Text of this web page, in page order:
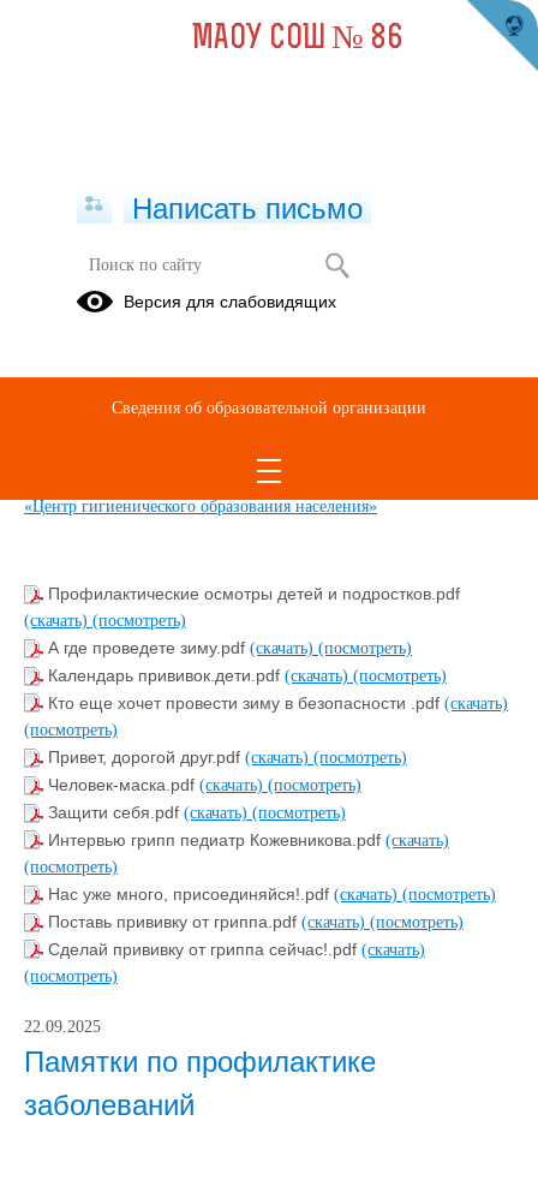
Здоровье - главная ценность!
2021 05 20 ВНЕ ЗАВИСИМОСТИ Уфимцева О Б
«Центр гигиенического образования населения»
Профилактические осмотры детей и подростков.pdf
(скачать) (посмотреть)
А где проведете зиму.pdf (скачать) (посмотреть)
Календарь прививок.дети.pdf (скачать) (посмотреть)
Кто еще хочет провести зиму в безопасности .pdf (скачать)
(посмотреть)
Привет, дорогой друг.pdf (скачать) (посмотреть)
Человек-маска.pdf (скачать) (посмотреть)
Защити себя.pdf (скачать) (посмотреть)
Интервью грипп педиатр Кожевникова.pdf (скачать)
(посмотреть)
Нас уже много, присоединяйся!.pdf (скачать) (посмотреть)
Поставь прививку от гриппа.pdf (скачать) (посмотреть)
Сделай прививку от гриппа сейчас!.pdf (скачать)
(посмотреть)
22.09.2025
Памятки по профилактике
заболеваний
МАОУ СОШ № 86
Написать письмо
Версия для слабовидящих
Сведения об образовательной организации